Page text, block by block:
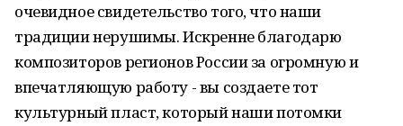
очевидное свидетельство того, что наши
традиции нерушимы. Искренне благодарю
композиторов регионов России за огромную и
впечатляющую работу - вы создаете тот
культурный пласт, который наши потомки